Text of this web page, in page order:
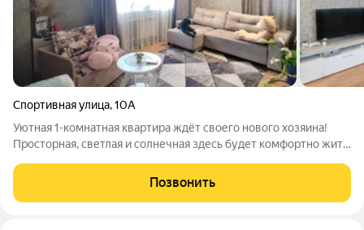
Спортивная улица,10А
Уютная 1-комнатная квартира ждёт своего нового хозяина!
Просторная, светлая и солнечная здесь будет комфортно жить
рационально расходовать ресурсы и экономить на
коммунальных платежах. Во дворе
Позвонить